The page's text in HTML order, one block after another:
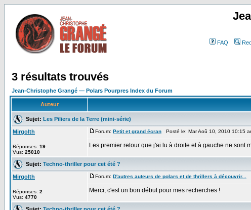
FAQ
3 résultats trouvés
Jean-Christophe Grangé — Polars Pourpres Index du Forum
Auteur
Sujet: Les Piliers de la Terre (mini-série)
Mirgolth
Réponses: 19
Vus: 25010
Forum: Petit et grand écran Posté le: Mar Aoû 10, 2010 10:15
Les premier retour que j'ai lu à droite et à gauche ne
Sujet: Techno-thriller pour cet été ?
Mirgolth
Réponses: 2
Vus: 4770
Forum: D'autres auteurs de polars et de thrillers à découvrir...
Merci, c'est un bon début pour mes recherches !